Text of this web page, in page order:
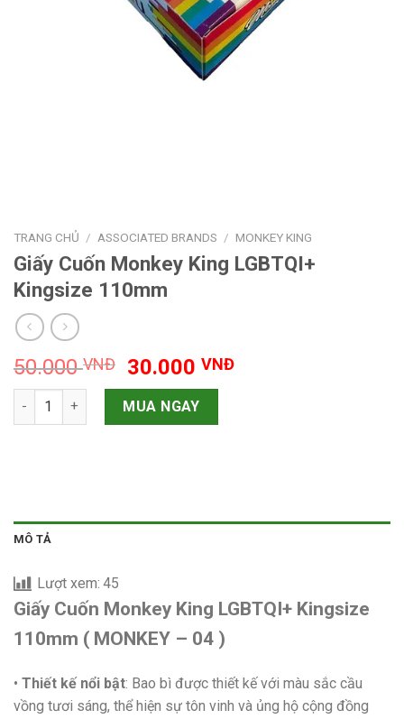
TRANG CHỦ / ASSOCIATED BRANDS / MONKEY KING
Giấy Cuốn Monkey King LGBTQI+
Kingsize 110mm
50.000VNĐ
Giá
gốc
là:
50.000 VNĐ.
30.000VNĐGiá
Giấy Cuốn Monkey King LGBTQI+ Kingsize 110mm số lượng
MUA NGAY
MÔ TẢ
Lượt xem: 45
Giấy Cuốn Monkey King LGBTQI+ Kingsize
110mm ( MONKEY – 04 )
• Thiết kế nổi bật: Bao bì được thiết kế với màu sắc cầu
vồng tươi sáng, thể hiện sự tôn vinh và ủng hộ cộng đồng